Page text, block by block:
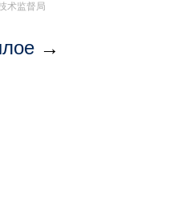
术监督局
→